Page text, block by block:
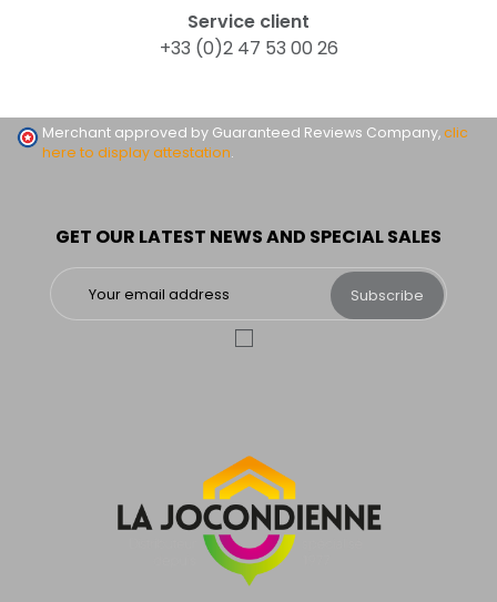
Service client
+33 (0)2 47 53 00 26
GET OUR LATEST NEWS AND SPECIAL SALES
Subscribe
Merchant approved by Guaranteed Reviews Company,clic
here to display attestation.